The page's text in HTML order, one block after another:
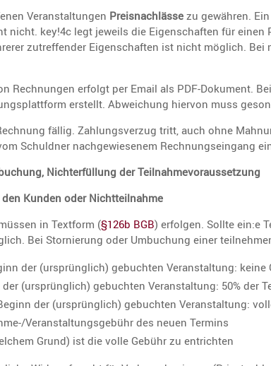
Veran­stal­tungen Preis­nach­lässe zu gewähren.
nicht. key!4c legt jeweils die Eigen­schaften für
zutref­fender Eigen­schaften ist nicht möglich.
Rechnungen erfolgt per Email als PDF-Dokument.
erstellt. Abwei­chung hiervon muss
fällig. Zahlungs­verzug tritt, auch ohne
Schuldner nachge­wie­senem Rechnungs­ein­gang
Nicht­er­fül­lung der Teilnahmevoraussetzung
Kunden oder Nichtteilnahme
in Textform (§126b BGB) erfolgen. Sollte ein:e
Bei Stornie­rung oder Umbuchung einer
der (ursprüng­lich) gebuchten Veran­stal­tung: keine
(ursprüng­lich) gebuchten Veran­stal­tung: 50% der
der (ursprüng­lich) gebuchten Veran­stal­tung:
Veran­stal­tungs­ge­bühr des neuen Termins
Grund) ist die volle Gebühr zu entrichten